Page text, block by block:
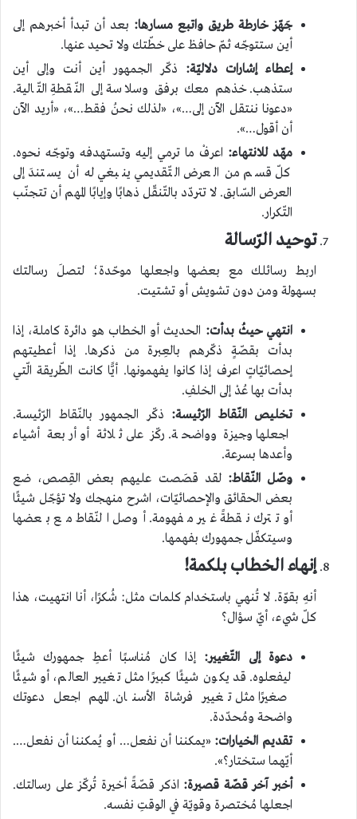
جَهّز خارطة طريق واتبع مسارها: بعد أن تبدأ أخبرهم إلى
أين ستتوجّه ثمّ حافظ على خطّتك ولا تحيد عنها.
إعطاء إشارات دلاليّة: ذكّر الجمهور أين أنت وإلى أين
ستذهب. خذهم معك برفق وسلاسة إلى النّقطةِ التّالية.
«دعونا ننتقل الآن إلى…»، «لذلك نحنُ فقط…»، «أريد الآن
أن أقول…».
مهّد للانتهاء: اعرفْ ما ترمي إليه وتستهدفه وتوجّه نحوه.
كلّ قسم من العرض التّقديمي ينبغي له أن يستندَ إلى
العرض السّابق. لا تتردّد بالتّنقّل ذهابًا وإيابًا المهم أن تتجنّب
التّكرار.
توحيد الرّسالة
اربط رسائلك مع بعضها واجعلها موحّدة؛ لتصلَ رسالتك
بسهولة ومن دون تشويش أو تشتيت.
انتهي حيثُ بدأت: الحديث أو الخطاب هو دائرة كاملة، إذا
بدأت بقصّةٍ ذكّرهم بالعِبرة من ذكرها. إذا أعطيتهم
إحصائيّاتٍ اعرف إذا كانوا يفهمونها. أيًّا كانت الطّريقة الّتي
بدأت بها عُدْ إلى الخلفِ.
تخليص النّقاط الرّئيسة: ذكّر الجمهور بالنّقاط الرّئيسة.
اجعلها وجيزة وواضحة. ركّز على ثلاثة أو أربعة أشياء
وأعدها بسرعة.
وصّل النّقاط: لقد قصَصت عليهم بعض القِصص، ضع
بعض الحقائق والإحصائيّات، اشرح منهجك ولا تؤجّل شيئًا
أو تترك نقطةً غير مفهومة. أوصل النّقاط مع بعضها
وسيتكفّل جمهورك بفهمها.
إنهاء الخطاب بلكمة!
أنهِ بقوّة. لا تُنهي باستخدام كلمات مثل: شُكرًا، أنا انتهيت، هذا
كلّ شيء، أيّ سؤال؟
دعوة إلى التّغيير: إذا كان مُناسبًا أعطِ جمهورك شيئًا
ليفعلوه. قد يكون شيئًا كبيرًا مثل تغيير العالم، أو شيئًا
صغيرًا مثل تغيير فرشاة الأسنان. المهم اجعل دعوتك
واضحة ومُحدّدة.
تقديم الخيارات: «يمكننا أن نفعل… أو يُمكننا أن نفعل….
أيّهما ستختار؟».
أخبر آخر قصّة قصيرة: اذكر قصّةً أخيرة تُركّز على رسالتك.
اجعلها مُختصرة وقويّة في الوقتِ نفسه.